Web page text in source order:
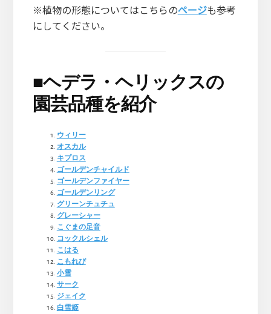
※植物の形態についてはこちらのページも参考
にしてください。
■ヘデラ・ヘリックスの
園芸品種を紹介
ウィリー
オスカル
キプロス
ゴールデンチャイルド
ゴールデンファイヤー
ゴールデンリング
グリーンチュチュ
グレーシャー
こぐまの足音
コックルシェル
こはる
こもれび
小雪
サーク
ジェイク
白雪姫